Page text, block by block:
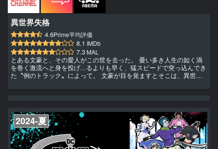
異世界失格
4.6Prime平均評価
8.1 IMDb
7.3 MAL
とある文豪と、その愛人がこの世を去った。 憂い多き人生の如く渦
を巻く激流へと身を投げ...るよりも早く、猛スピードで突っ込んでき
た〝例のトラック〟によって。 文豪が目を覚ますとそこは、異世界
険者よ。あなたは選ばれ、転移したのです」 御多分に洩れず、勇者
だ」 この世でも、異世界（あの世）でも ＜失格者＞の...
2024-夏